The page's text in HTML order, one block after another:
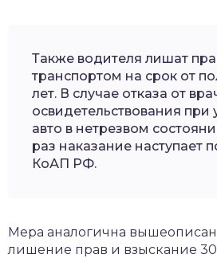
Также водителя лишат
транспортом на срок от
лет. В случае отказа от
освидетельствования при
авто в нетрезвом
раз наказание наступает
КоАП РФ.
Мера аналогична
лишение прав и взыскание